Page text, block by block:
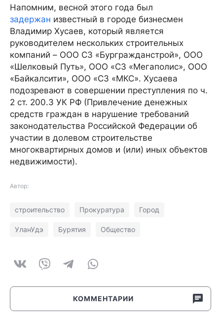
Напомним, весной этого года был
задержан известный в городе бизнесмен
Владимир Хусаев, который является
руководителем нескольких строительных
компаний – ООО СЗ «Бургражданстрой», ООО
«Шелковый Путь», ООО «СЗ «Мегаполис», ООО
«Байкалсити», ООО «СЗ «МКС». Хусаева
подозревают в совершении преступления по ч.
2 ст. 200.3 УК РФ (Привлечение денежных
средств граждан в нарушение требований
законодательства Российской Федерации об
участии в долевом строительстве
многоквартирных домов и (или) иных объектов
недвижимости).
Автор:
строительство Прокуратура Город
УланУдэ Бурятия Общество
КОММЕНТАРИИ